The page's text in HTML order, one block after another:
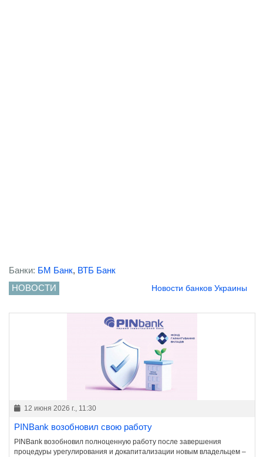
Банки: БМ Банк, ВТБ Банк
НОВОСТИ
Новости банков Украины
12 июня 2026 г., 11:30
PINBank возобновил свою работу
PINBank возобновил полноценную работу после завершения
процедуры урегулирования и докапитализации новым владельцем –